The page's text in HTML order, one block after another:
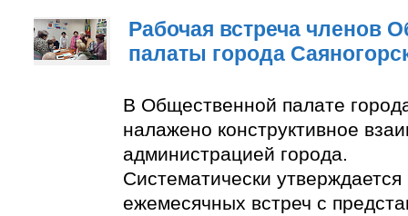
Рабочая встреча членов
палаты города
В Общественной палате
налажено конструктивное
администрацией города.
Систематически утверждается
ежемесячных встреч с